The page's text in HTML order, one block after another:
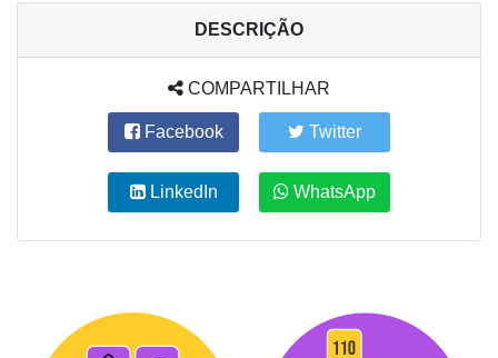
DESCRIÇÃO
COMPARTILHAR
Facebook Twitter
LinkedIn WhatsApp